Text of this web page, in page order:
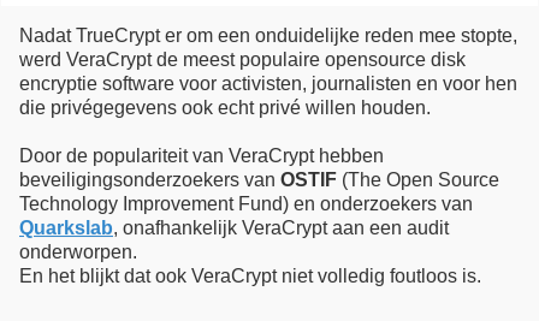
Nadat TrueCrypt er om een onduidelijke reden mee stopte,
werd VeraCrypt de meest populaire opensource disk
encryptie software voor activisten, journalisten en voor hen
die privégegevens ook echt privé willen houden.
Door de populariteit van VeraCrypt hebben
beveiligingsonderzoekers van OSTIF (The Open Source
Technology Improvement Fund) en onderzoekers van
Quarkslab, onafhankelijk VeraCrypt aan een audit
onderworpen.
En het blijkt dat ook VeraCrypt niet volledig foutloos is.